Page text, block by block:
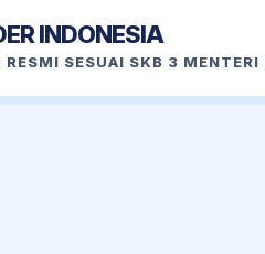
INDONESIA
RESMI SESUAI SKB 3 MENTERI